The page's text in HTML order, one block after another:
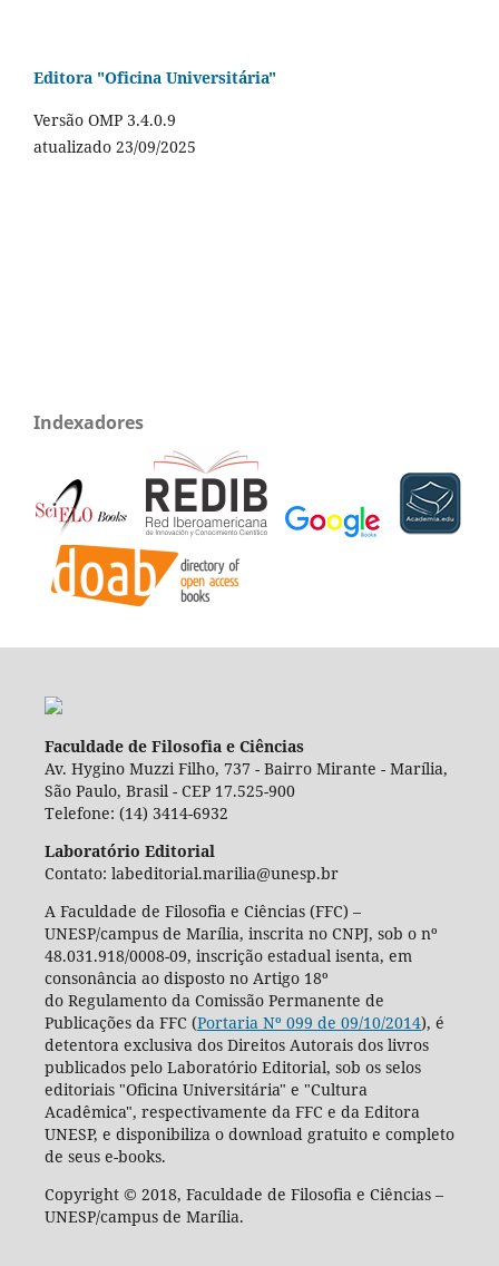
Editora "Oficina Universitária"
Versão OMP 3.4.0.9
atualizado 23/09/2025
Indexadores
Faculdade de Filosofia e Ciências
Av. Hygino Muzzi Filho, 737 - Bairro Mirante - Marília,
São Paulo, Brasil - CEP 17.525-900
Telefone: (14) 3414-6932
Laboratório Editorial
Contato: labeditorial.marilia@unesp.br
A Faculdade de Filosofia e Ciências (FFC) –
UNESP/campus de Marília, inscrita no CNPJ, sob o nº
48.031.918/0008-09, inscrição estadual isenta, em
consonância ao disposto no Artigo 18º
do Regulamento da Comissão Permanente de
Publicações da FFC (Portaria Nº 099 de 09/10/2014), é
detentora exclusiva dos Direitos Autorais dos livros
publicados pelo Laboratório Editorial, sob os selos
editoriais "Oficina Universitária" e "Cultura
Acadêmica", respectivamente da FFC e da Editora
UNESP, e disponibiliza o download gratuito e completo
de seus e-books.
Copyright © 2018, Faculdade de Filosofia e Ciências –
UNESP/campus de Marília.